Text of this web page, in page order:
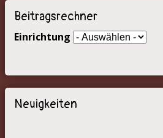
Beitragsrechner
Einrichtung
Neuigkeiten